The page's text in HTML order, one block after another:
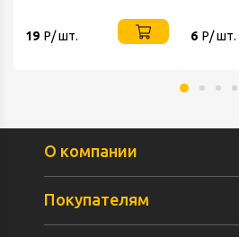
19 Р/ шт. 6 Р/ шт.
О компании
Покупателям